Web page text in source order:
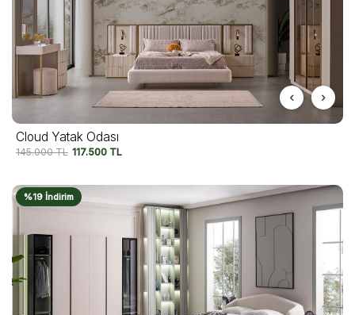
Cloud Yatak Odası
145.000TL 117.500 TL
%19 İndirim